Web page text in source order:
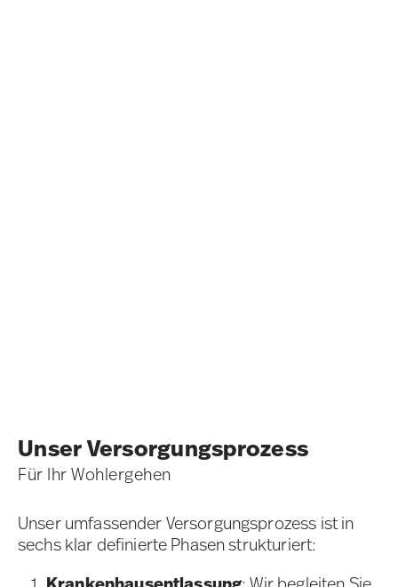
Unser Versorgungsprozess
Für Ihr Wohlergehen
Unser umfassender Versorgungsprozess ist in
sechs klar definierte Phasen strukturiert: